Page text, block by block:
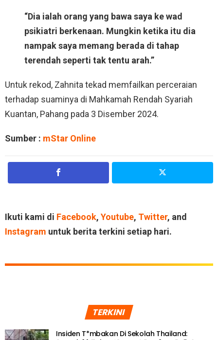
“Dia ialah orang yang bawa saya ke wad
psikiatri berkenaan. Mungkin ketika itu dia
nampak saya memang berada di tahap
terendah seperti tak tentu arah.”
Untuk rekod, Zahnita tekad memfailkan perceraian
terhadap suaminya di Mahkamah Rendah Syariah
Kuantan, Pahang pada 3 Disember 2024.
Sumber : mStar Online
Ikuti kami di Facebook, Youtube, Twitter, and
Instagram untuk berita terkini setiap hari.
TERKINI
Insiden T*mbakan Di Sekolah Thailand: